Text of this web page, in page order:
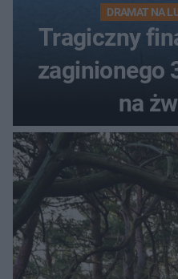
DRAMAT NA
Tragiczny
zaginionego
na